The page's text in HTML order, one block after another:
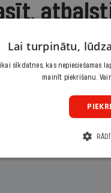
Citas
Lai turpinātu,
sīkdatnes, kas nepieciešamas
mainīt piekrišanu.